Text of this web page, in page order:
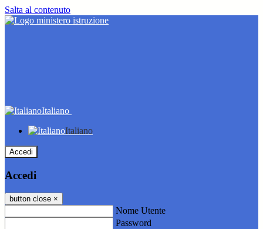
Salta al contenuto
Italiano
Italiano
Accedi
Accedi
button close ×
Nome Utente
Password